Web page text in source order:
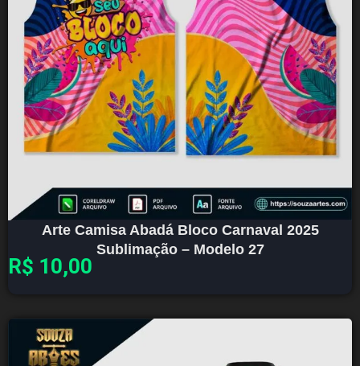
Arte Camisa Abadá Bloco Carnaval 2025
Sublimação – Modelo 27
R$ 10,00